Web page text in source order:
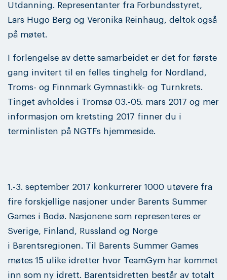
Utdanning. Representanter fra Forbundsstyret,
Lars Hugo Berg og Veronika Reinhaug, deltok også
på møtet.
I forlengelse av dette samarbeidet er det for første
gang invitert til en felles tinghelg for Nordland,
Troms- og Finnmark Gymnastikk- og Turnkrets.
Tinget avholdes i Tromsø 03.-05. mars 2017 og mer
informasjon om kretsting 2017 finner du i
terminlisten på NGTFs hjemmeside.
1.-3. september 2017 konkurrerer 1000 utøvere fra
fire forskjellige nasjoner under Barents Summer
Games i Bodø. Nasjonene som representeres er
Sverige, Finland, Russland og Norge
i Barentsregionen. Til Barents Summer Games
møtes 15 ulike idretter hvor TeamGym har kommet
inn som ny idrett. Barentsidretten består av totalt